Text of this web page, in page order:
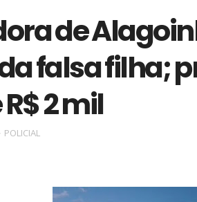
de
falsa filha;
2 mil
POLICIAL